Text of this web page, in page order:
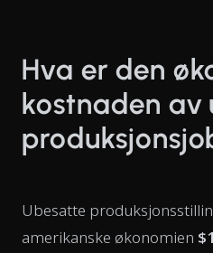
Hva er den
kostnaden av
Ubesatte
amerikanske økonomien